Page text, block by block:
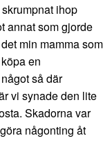
ihop
annat som gjorde
min mamma som
en
så där
vi synade den lite
Skadorna var
någonting åt